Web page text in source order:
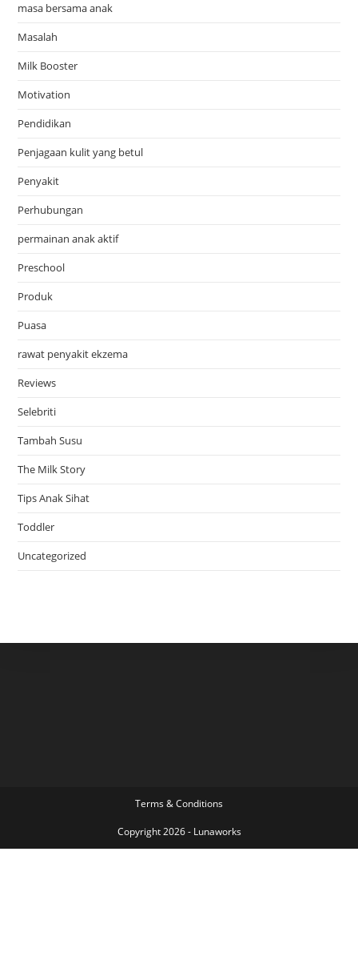
masa bersama anak
Masalah
Milk Booster
Motivation
Pendidikan
Penjagaan kulit yang betul
Penyakit
Perhubungan
permainan anak aktif
Preschool
Produk
Puasa
rawat penyakit ekzema
Reviews
Selebriti
Tambah Susu
The Milk Story
Tips Anak Sihat
Toddler
Uncategorized
Terms & Conditions
Copyright 2026 - Lunaworks